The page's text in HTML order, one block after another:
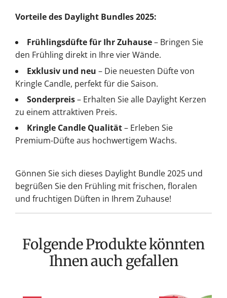
Vorteile des Daylight Bundles 2025:
Frühlingsdüfte für Ihr Zuhause– Bringen Sie
den Frühling direkt in Ihre vier Wände.
Exklusiv und neu – Die neuesten Düfte von
Kringle Candle, perfekt für die Saison.
Sonderpreis– Erhalten Sie alle Daylight Kerzen
zu einem attraktiven Preis.
Kringle Candle Qualität– Erleben Sie
Premium-Düfte aus hochwertigem Wachs.
Gönnen Sie sich dieses Daylight Bundle 2025 und
begrüßen Sie den Frühling mit frischen, floralen
und fruchtigen Düften in Ihrem Zuhause!
Folgende Produkte könnten
Ihnen auch gefallen